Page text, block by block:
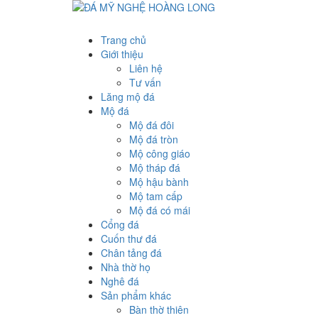
Trang chủ
Giới thiệu
Liên hệ
Tư vấn
Lăng mộ đá
Mộ đá
Mộ đá đôi
Mộ đá tròn
Mộ công giáo
Mộ tháp đá
Mộ hậu bành
Mộ tam cấp
Mộ đá có mái
Cổng đá
Cuốn thư đá
Chân tảng đá
Nhà thờ họ
Nghê đá
Sản phẩm khác
Bàn thờ thiên